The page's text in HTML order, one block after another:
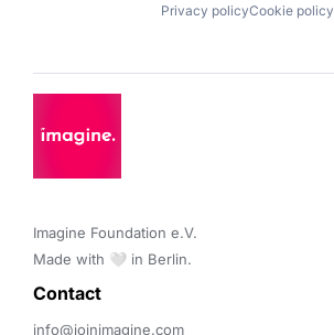
Privacy policyCookie policy
Imagine Foundation e.V.
Made with 🤍 in Berlin.
Contact
info@joinimagine.com